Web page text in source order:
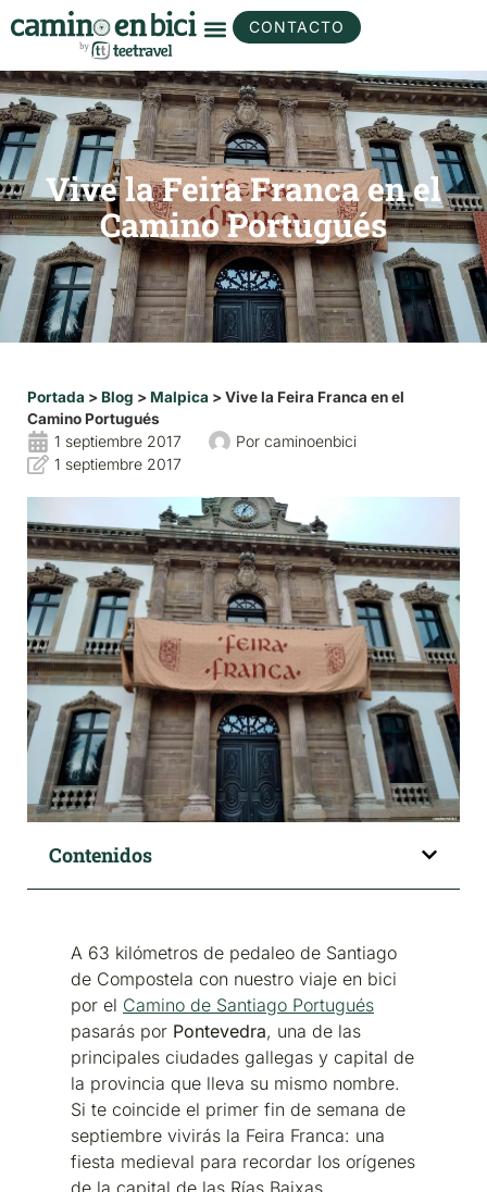
CONTACTO
Vive la Feira Franca en el
Camino Portugués
Portada > Blog > Malpica > Vive la Feira Franca en el
Camino Portugués
1 septiembre 2017 Por caminoenbici
1 septiembre 2017
Contenidos
A 63 kilómetros de pedaleo de Santiago
de Compostela con nuestro viaje en bici
por el Camino de Santiago Portugués
pasarás por Pontevedra, una de las
principales ciudades gallegas y capital de
la provincia que lleva su mismo nombre.
Si te coincide el primer fin de semana de
septiembre vivirás la Feira Franca: una
fiesta medieval para recordar los orígenes
de la capital de las Rías Baixas.